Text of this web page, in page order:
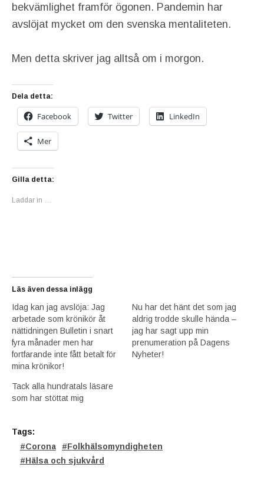
bekvämlighet framför ögonen. Pandemin har
avslöjat mycket om den svenska mentaliteten.
Men detta skriver jag alltså om i morgon.
Dela detta:
Facebook Twitter LinkedIn
Mer
Gilla detta:
Laddar in …
Läs även dessa inlägg
Idag kan jag avslöja: Jag
arbetade som krönikör åt
nättidningen Bulletin i snart
fyra månader men har
fortfarande inte fått betalt för
mina krönikor!
Nu har det hänt det som jag
aldrig trodde skulle hända –
jag har sagt upp min
prenumeration på Dagens
Nyheter!
Tack alla hundratals läsare
som har stöttat mig
Tags:
Corona
Folkhälsomyndigheten
Hälsa och sjukvård